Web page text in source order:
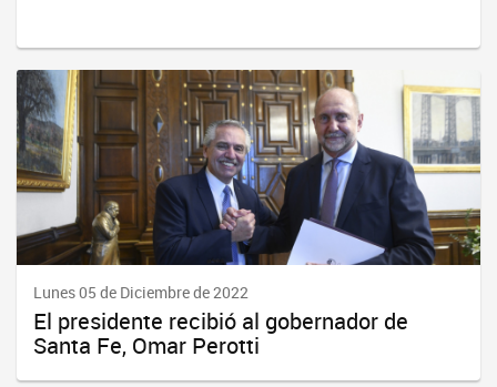
Lunes 05 de Diciembre de 2022
El presidente recibió al gobernador de
Santa Fe, Omar Perotti